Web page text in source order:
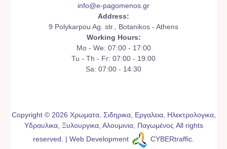
info@e-pagomenos.gr
Address:
9 Polykarpou Ag. str., Botanikos - Athens
Working Hours:
Mo - We: 07:00 - 17:00
Tu - Th - Fr: 07:00 - 19:00
Sa: 07:00 - 14:30
Copyright © 2026 Χρωματα, Σιδηρικα, Εργαλεια, Ηλεκτρολογικα,
Υδραυλικα, Ξυλουργικα, Αλουμινια, Παγωμένος All rights
reserved. | Web Development
CYBERtraffic.